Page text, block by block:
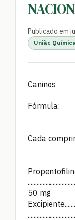
Publicado em
União Química
Caninos
Fórmula:
Cada
50 mg